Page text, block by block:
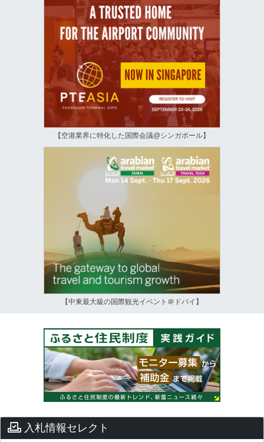
【空港業界に特化した国際会議@シンガポール】
【中東最大級の国際観光イベント＠ドバイ】
入札情報セレクト